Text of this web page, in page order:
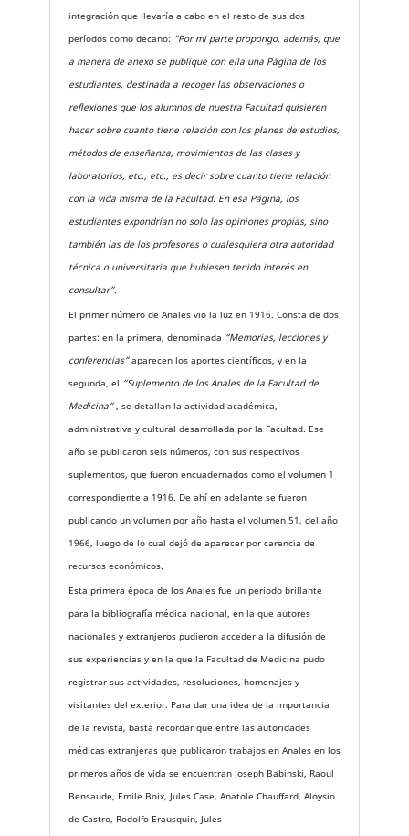
integración que llevaría a cabo en el resto de sus dos
períodos como decano: “Por mi parte propongo, además, que
a manera de anexo se publique con ella una Página de los
estudiantes, destinada a recoger las observaciones o
reflexiones que los alumnos de nuestra Facultad quisieren
hacer sobre cuanto tiene relación con los planes de estudios,
métodos de enseñanza, movimientos de las clases y
laboratorios, etc., etc., es decir sobre cuanto tiene relación
con la vida misma de la Facultad. En esa Página, los
estudiantes expondrían no solo las opiniones propias, sino
también las de los profesores o cualesquiera otra autoridad
técnica o universitaria que hubiesen tenido interés en
consultar”.
El primer número de Anales vio la luz en 1916. Consta de dos
partes: en la primera, denominada “Memorias, lecciones y
conferencias”aparecen los aportes científicos, y en la
segunda, el “Suplemento de los Anales de la Facultad de
Medicina”, se detallan la actividad académica,
administrativa y cultural desarrollada por la Facultad. Ese
año se publicaron seis números, con sus respectivos
suplementos, que fueron encuadernados como el volumen 1
correspondiente a 1916. De ahí en adelante se fueron
publicando un volumen por año hasta el volumen 51, del año
1966, luego de lo cual dejó de aparecer por carencia de
recursos económicos.
Esta primera época de los Anales fue un período brillante
para la bibliografía médica nacional, en la que autores
nacionales y extranjeros pudieron acceder a la difusión de
sus experiencias y en la que la Facultad de Medicina pudo
registrar sus actividades, resoluciones, homenajes y
visitantes del exterior. Para dar una idea de la importancia
de la revista, basta recordar que entre las autoridades
médicas extranjeras que publicaron trabajos en Anales en los
primeros años de vida se encuentran Joseph Babinski, Raoul
Bensaude, Emile Boix, Jules Case, Anatole Chauffard, Aloysio
de Castro, Rodolfo Erausquin, Jules